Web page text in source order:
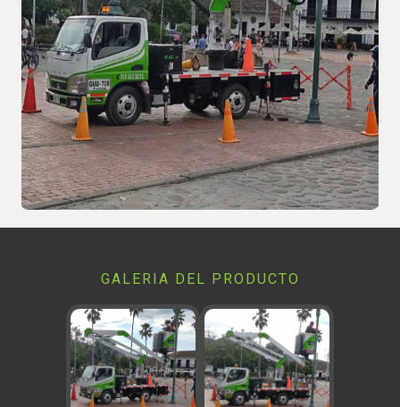
GALERIA DEL PRODUCTO